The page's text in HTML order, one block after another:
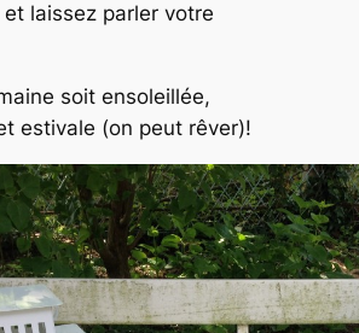
laissez parler votre
soit ensoleillée,
estivale (on peut rêver)!